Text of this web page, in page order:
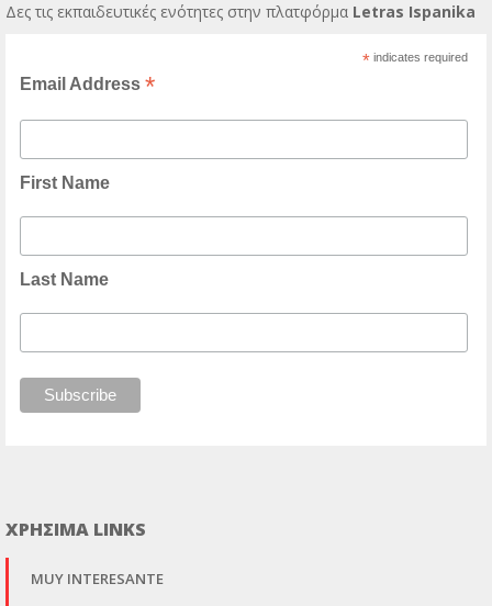
Δες τις εκπαιδευτικές ενότητες στην πλατφόρμα Letras Ispanika
* indicates required
Email Address*
First Name
Last Name
ΧΡΗΣΙΜΑ LINKS
MUY INTERESANTE